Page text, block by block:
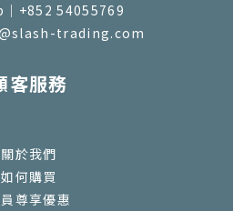
+852 54055769
trading.com
客服務
關於我們
如何購買
尊享優惠